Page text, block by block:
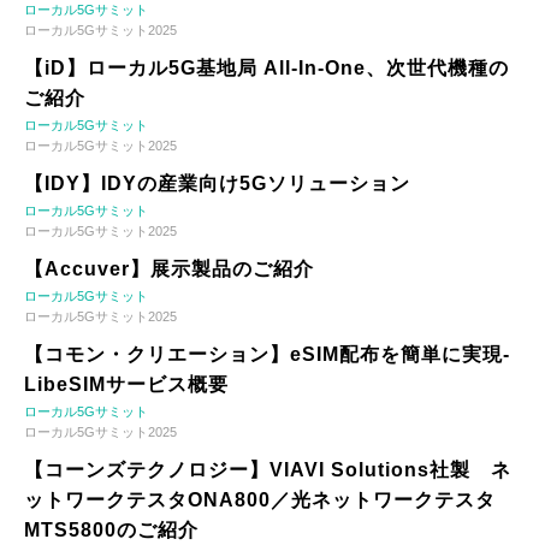
ローカル5Gサミット
ローカル5Gサミット2025
【iD】ローカル5G基地局 All-In-One、次世代機種の
ご紹介
ローカル5Gサミット
ローカル5Gサミット2025
【IDY】IDYの産業向け5Gソリューション
ローカル5Gサミット
ローカル5Gサミット2025
【Accuver】展示製品のご紹介
ローカル5Gサミット
ローカル5Gサミット2025
【コモン・クリエーション】eSIM配布を簡単に実現-
LibeSIMサービス概要
ローカル5Gサミット
ローカル5Gサミット2025
【コーンズテクノロジー】VIAVI Solutions社製 ネ
ットワークテスタONA800／光ネットワークテスタ
MTS5800のご紹介